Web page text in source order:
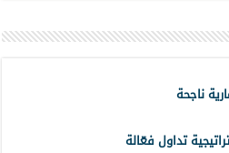
ناجحة
تداول فعّالة